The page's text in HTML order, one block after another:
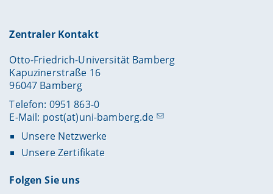
Zentraler Kontakt
Otto-Friedrich-Universität Bamberg
Kapuzinerstraße 16
96047 Bamberg
Telefon: 0951 863-0
E-Mail: post(at)uni-bamberg.de
Unsere Netzwerke
Unsere Zertifikate
Folgen Sie uns